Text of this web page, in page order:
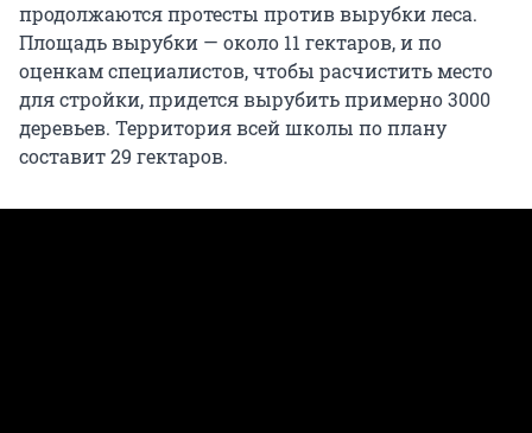
продолжаются протесты против вырубки леса.
Площадь вырубки — около 11 гектаров, и по
оценкам специалистов, чтобы расчистить место
для стройки, придется вырубить примерно 3000
деревьев. Территория всей школы по плану
составит 29 гектаров.